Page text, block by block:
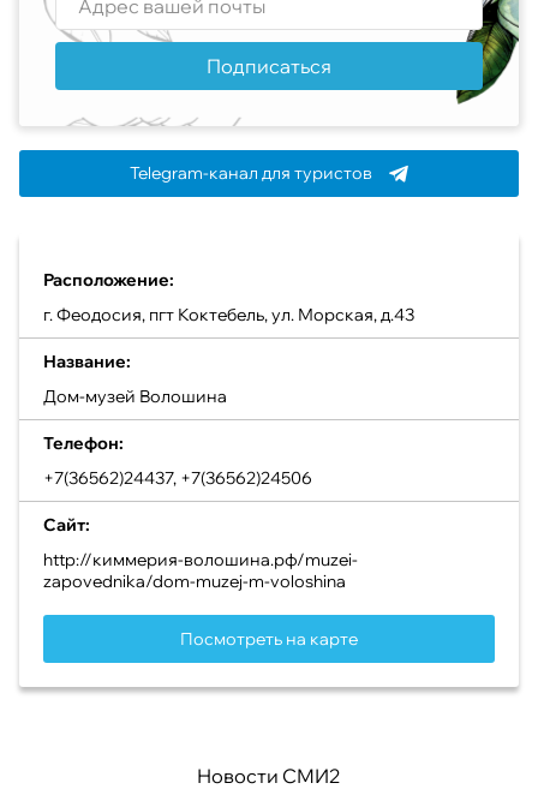
Подписаться
Telegram-канал для туристов
Расположение:
г. Феодосия, пгт Коктебель, ул. Морская, д.43
Название:
Дом-музей Волошина
Телефон:
+7(36562)24437, +7(36562)24506
Сайт:
http://киммерия-волошина.рф/muzei-
zapovednika/dom-muzej-m-voloshina
Посмотреть на карте
Новости СМИ2